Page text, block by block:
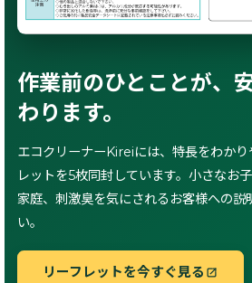
作業前のひとことが、
わります。
エコクリーナーKireiには、特長をわか
レットを5枚同封しています。小さなお
家庭、刺激臭を気にされるお客様への説
い。
リーフレットを今すぐ見る